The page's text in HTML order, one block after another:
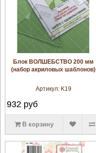
увеличить
Блок ВОЛШЕБСТВО 200 мм
(набор акриловых шаблонов)
Артикул: K19
932руб
В корзину